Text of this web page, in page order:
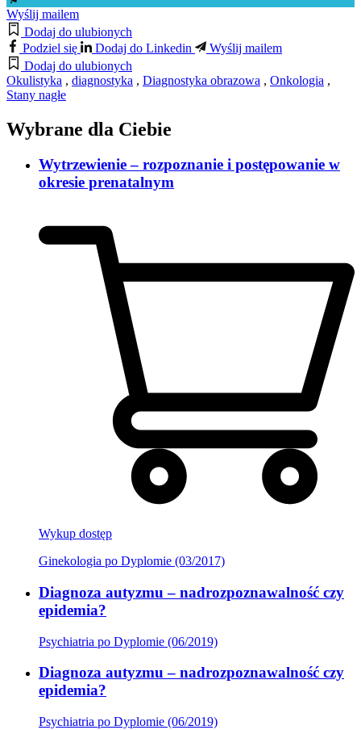
Wyślij mailem
Dodaj do ulubionych
Podziel się
Dodaj do Linkedin
Wyślij mailem
Dodaj do ulubionych
Okulistyka , diagnostyka , Diagnostyka obrazowa , Onkologia ,
Stany nagłe
Wybrane dla Ciebie
Wytrzewienie – rozpoznanie i postępowanie w
okresie prenatalnym
Wykup dostęp
Ginekologia po Dyplomie (03/2017)
Diagnoza autyzmu – nadrozpoznawalność czy
epidemia?
Psychiatria po Dyplomie (06/2019)
Diagnoza autyzmu – nadrozpoznawalność czy
epidemia?
Psychiatria po Dyplomie (06/2019)